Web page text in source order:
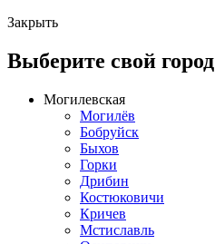
Закрыть
Выберите свой город
Могилевская
Могилёв
Бобруйск
Быхов
Горки
Дрибин
Костюковичи
Кричев
Мстиславль